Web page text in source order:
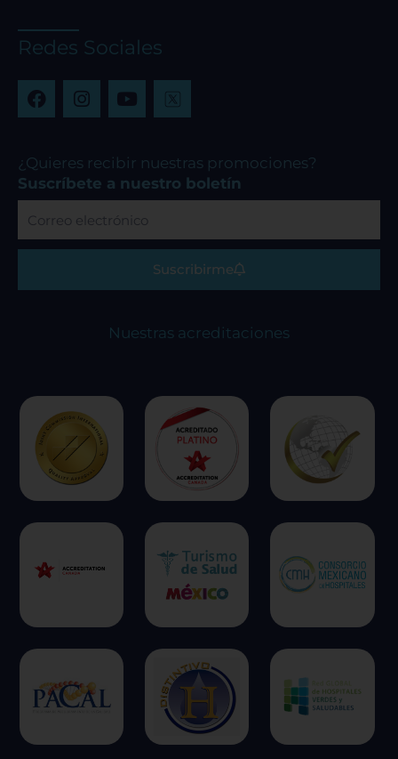
Redes Sociales
F
a
b
o
o
k
I
n
a
g
r
a
m
Y
o
u
b
e
¿Quieres recibir nuestras promociones?
Suscríbete a nuestro boletín
electrónico
Suscribirme
Nuestras acreditaciones